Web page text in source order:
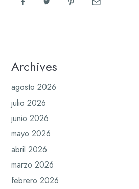
Archives
agosto 2026
julio 2026
junio 2026
mayo 2026
abril 2026
marzo 2026
febrero 2026